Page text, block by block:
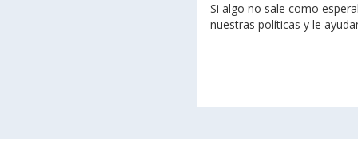
Si algo no sale como
nuestras políticas y le